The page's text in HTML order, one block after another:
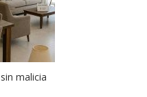
malicia